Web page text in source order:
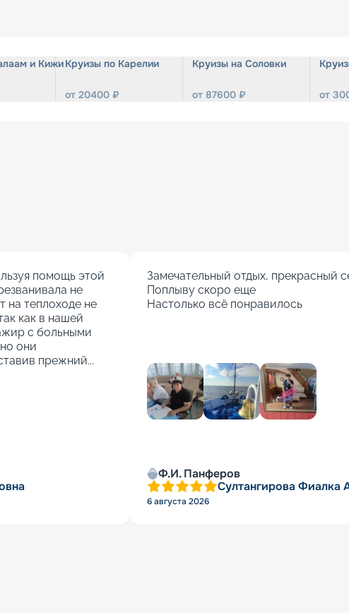
и КижиКруизы по Карелии
от 20400 ₽
Круизы на Соловки
от 87600 ₽ от
помощь этой
не
на теплоходе не
как в нашей
с больными
они
прежний...
Замечательный отдых, прекрасный
Поплыву скоро еще
Настолько всё понравилось
Ф.И. Панферов
Султангирова Фиалка
6 августа 2026